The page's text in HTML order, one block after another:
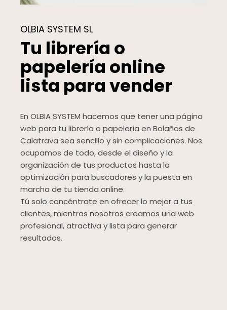
OLBIA SYSTEM SL
Tu librería o
papelería online
lista para vender
En OLBIA SYSTEM hacemos que tener una página
web para tu librería o papelería en Bolaños de
Calatrava sea sencillo y sin complicaciones. Nos
ocupamos de todo, desde el diseño y la
organización de tus productos hasta la
optimización para buscadores y la puesta en
marcha de tu tienda online.
Tú solo concéntrate en ofrecer lo mejor a tus
clientes, mientras nosotros creamos una web
profesional, atractiva y lista para generar
resultados.